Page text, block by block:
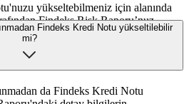
yükseltebilmeniz için alanında
Findeks Risk Raporu’nuz
veren hizmettir.
Findeks Kredi Notu yükseltilebilir
mi?
da Findeks Kredi Notu